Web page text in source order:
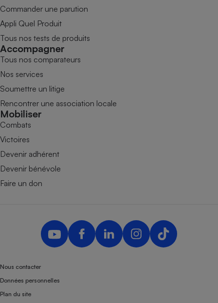
Commander une parution
Appli Quel Produit
Tous nos tests de produits
Accompagner
Tous nos comparateurs
Nos services
Soumettre un litige
Rencontrer une association locale
Mobiliser
Combats
Victoires
Devenir adhérent
Devenir bénévole
Faire un don
Nous contacter
Données personnelles
Plan du site